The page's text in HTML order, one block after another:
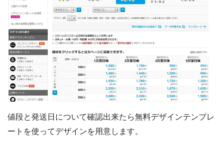
値段と発送日について確認出来たら無料デザインテンプレ
ートを使ってデザインを用意します。